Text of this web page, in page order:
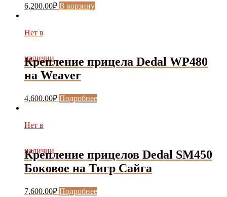
6,200.00₽ В корзину
Нет в
наличии
Крепление прицела Dedal WP480
на Weaver
4,600.00₽ Подробнее
Нет в
наличии
Крепление прицелов Dedal SM450
Боковое на Тигр Сайга
7,600.00₽ Подробнее